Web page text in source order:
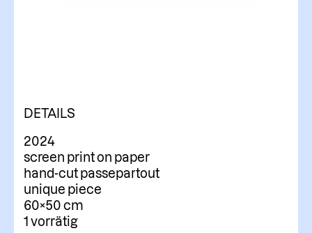
DETAILS
2024
screen print on paper
hand-cut passepartout
unique piece
60×50 cm
1 vorrätig